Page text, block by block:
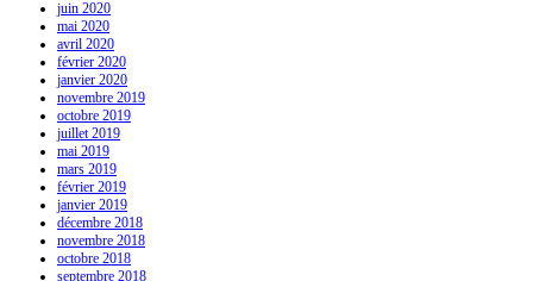
juin 2020
mai 2020
avril 2020
février 2020
janvier 2020
novembre 2019
octobre 2019
juillet 2019
mai 2019
mars 2019
février 2019
janvier 2019
décembre 2018
novembre 2018
octobre 2018
septembre 2018